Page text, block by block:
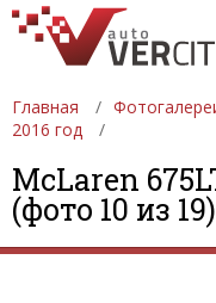
Главная
2016 год
McLaren
(фото 10 из 19)
ФОТОГАЛЕРЕИ
АВТОСАЛОНЫ